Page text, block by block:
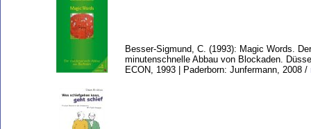
Besser-Sigmund, C. (1993): Magic Words. Der
minutenschnelle Abbau von Blockaden.
ECON, 1993 | Paderborn: Junfermann, 2008 /